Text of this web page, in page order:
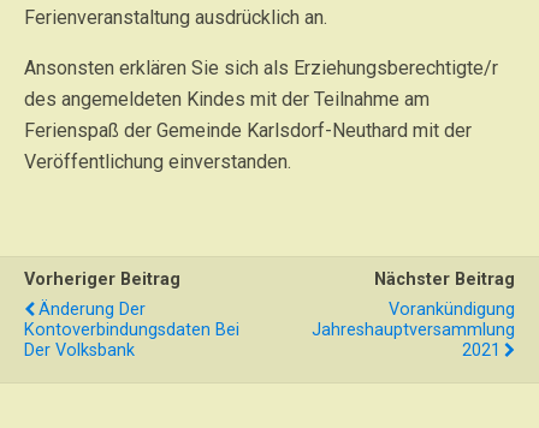
Ferienveranstaltung ausdrücklich an.
Ansonsten erklären Sie sich als Erziehungsberechtigte/r
des angemeldeten Kindes mit der Teilnahme am
Ferienspaß der Gemeinde Karlsdorf-Neuthard mit der
Veröffentlichung einverstanden.
Vorheriger Beitrag
Änderung Der
Kontoverbindungsdaten Bei
Der Volksbank
Nächster Beitrag
Vorankündigung
Jahreshauptversammlung
2021